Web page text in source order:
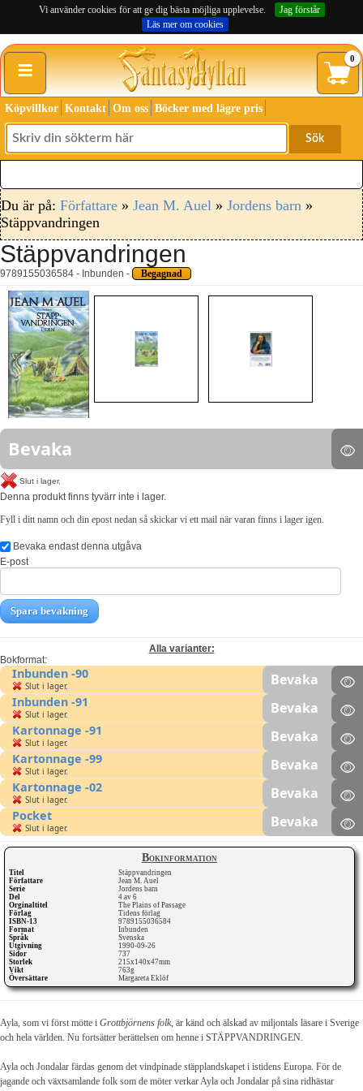
Vi använder cookies för att ge dig bästa möjliga upplevelse.
Jag förstår
Läs mer om cookies
≡ 0
Köpvillkor Kontakt Om oss Böcker med lägre pris
Sök
Du är på: Författare » Jean M. Auel » Jordens barn »
Stäppvandringen
Stäppvandringen
9789155036584 - Inbunden - Begagnad
Bokinformation
Titel
Stäppvandringen
Författare
Jean M. Auel
Serie
Jordens barn
Del
4 av 6
Orginaltitel
The Plains of Passage
Förlag
Tidens förlag
ISBN-13
9789155036584
Format
Inbunden
Språk
Svenska
Utgivning
1990-09-26
Sidor
737
Storlek
215x140x47mm
Vikt
763g
Översättare
Margareta Eklöf
Bevaka
Slut i lager.
Denna produkt finns tyvärr inte i lager.
Fyll i ditt namn och din epost nedan så skickar vi ett mail när varan finns i lager igen.
Bevaka endast denna utgåva
E-post
Spara bevakning
Alla varianter:
Bokformat:
Inbunden -90
Slut i lager. Bevaka
Inbunden -91
Slut i lager. Bevaka
Kartonnage -91
Slut i lager. Bevaka
Kartonnage -99
Slut i lager. Bevaka
Kartonnage -02
Slut i lager. Bevaka
Pocket
Slut i lager. Bevaka
Ayla, som vi först mötte i Grottbjörnens folk, är känd och älskad av miljontals läsare i Sverige
och hela världen. Nu fortsätter berättelsen om henne i STÄPPVANDRINGEN.
Ayla och Jondalar färdas genom det vindpinade stäpplandskapet i istidens Europa. För de
jagande och växtsamlande folk som de möter verkar Ayla och Jondalar på sina ridhästar